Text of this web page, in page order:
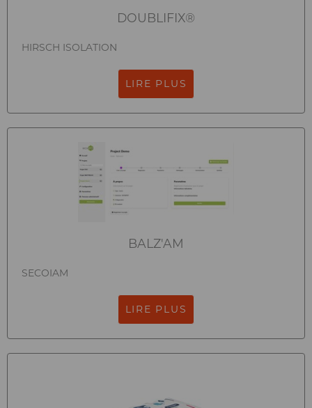
DOUBLIFIX®
HIRSCH ISOLATION
LIRE PLUS
BALZ'AM
SECOIAM
LIRE PLUS